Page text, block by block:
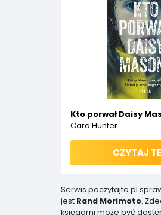
Kto porwał Daisy
Cara Hunter
CZYTAJ
Serwis poczytajto.pl
jest Rand Morimoto.
księgarni może być